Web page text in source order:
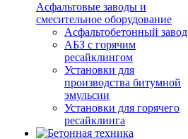
Асфальтовые заводы и
смесительное оборудование
Асфальтобетонный завод
АБЗ с горячим
ресайклингом
Установки для
производства битумной
эмульсии
Установки для горячего
ресайклинга